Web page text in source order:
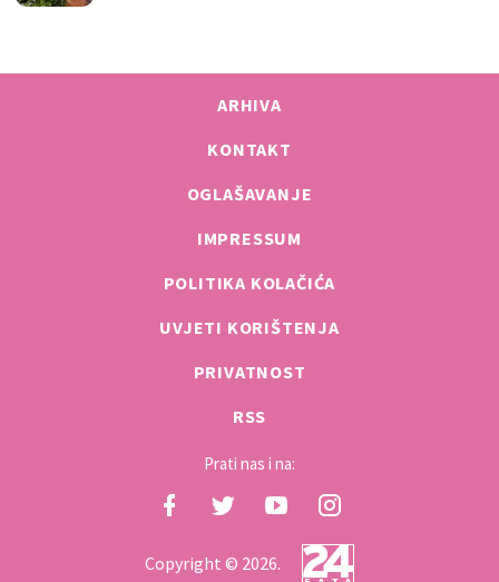
ARHIVA
KONTAKT
OGLAŠAVANJE
IMPRESSUM
POLITIKA KOLAČIĆA
UVJETI KORIŠTENJA
PRIVATNOST
RSS
Prati nas i na:
Copyright © 2026.